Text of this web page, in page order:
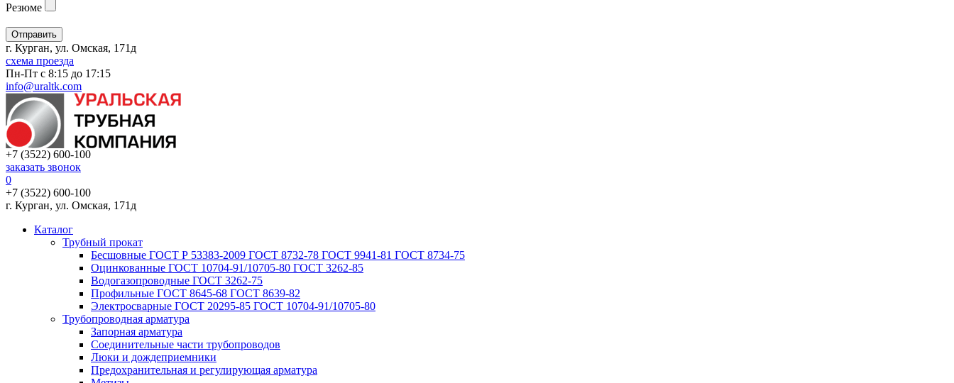
Резюме
г. Курган, ул. Омская, 171д
схема проезда
Пн-Пт с 8:15 до 17:15
info@uraltk.com
+7 (3522) 600-100
заказать звонок
0
+7 (3522) 600-100
г. Курган, ул. Омская, 171д
Каталог
Трубный прокат
Беcшовные ГОСТ Р 53383-2009 ГОСТ 8732-78 ГОСТ 9941-81 ГОСТ 8734-75
Оцинкованные ГОСТ 10704-91/10705-80 ГОСТ 3262-85
Водогазопроводные ГОСТ 3262-75
Профильные ГОСТ 8645-68 ГОСТ 8639-82
Электросварные ГОСТ 20295-85 ГОСТ 10704-91/10705-80
Трубопроводная арматура
Запорная арматура
Соединительные части трубопроводов
Люки и дождеприемники
Предохранительная и регулирующая арматура